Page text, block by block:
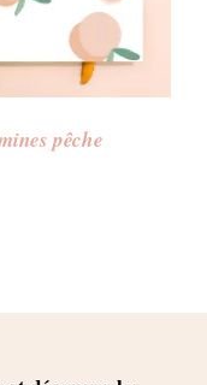
pêche